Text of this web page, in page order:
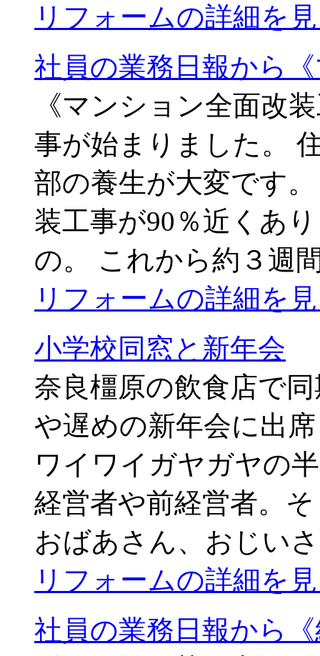
リフォームの詳細を
社員の業務日報から
《マンション全面改
事が始まりました。
部の養生が大変です
装工事が90％近くあ
の。 これから約３週
リフォームの詳細を
小学校同窓と新年会
奈良橿原の飲食店で
や遅めの新年会に出
ワイワイガヤガヤの
経営者や前経営者。
おばあさん、おじい
リフォームの詳細を
社員の業務日報から